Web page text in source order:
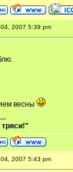
2007 5:39 pm
весны
2007 5:43 pm